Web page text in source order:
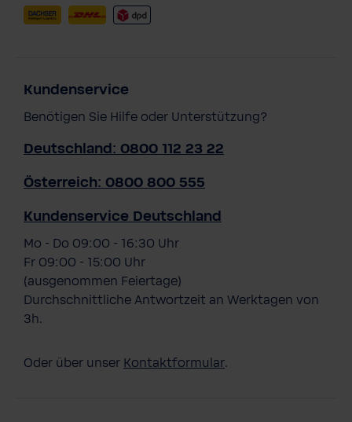
Kundenservice
Benötigen Sie Hilfe oder Unterstützung?
Deutschland: 0800 112 23 22
Österreich: 0800 800 555
Kundenservice Deutschland
Mo - Do 09:00 - 16:30 Uhr
Fr 09:00 - 15:00 Uhr
(ausgenommen Feiertage)
Durchschnittliche Antwortzeit an Werktagen von
3h.
Oder über unser Kontaktformular.